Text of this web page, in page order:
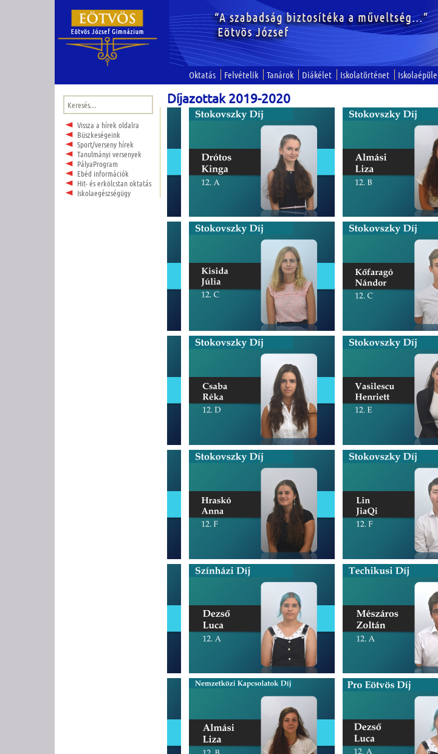
Oktatás Felvételik Tanárok Diákélet Iskolatörténet
Keresés:
Vissza a hírek oldalra
Büszkeségeink
Sport/verseny hírek
Tanulmányi versenyek
PályaProgram
Ebéd információk
Hit- és erkölcstan oktatás
Iskolaegészségügy
Díjazottak 2019-2020